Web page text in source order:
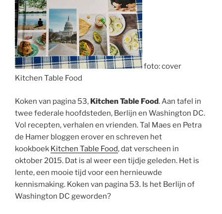
foto: cover
Kitchen Table Food
Koken van pagina 53, Kitchen Table Food. Aan tafel in
twee federale hoofdsteden, Berlijn en Washington DC.
Vol recepten, verhalen en vrienden. Tal Maes en Petra
de Hamer bloggen erover en schreven het
kookboek Kitchen Table Food, dat verscheen in
oktober 2015. Dat is al weer een tijdje geleden. Het is
lente, een mooie tijd voor een hernieuwde
kennismaking. Koken van pagina 53. Is het Berlijn of
Washington DC geworden?